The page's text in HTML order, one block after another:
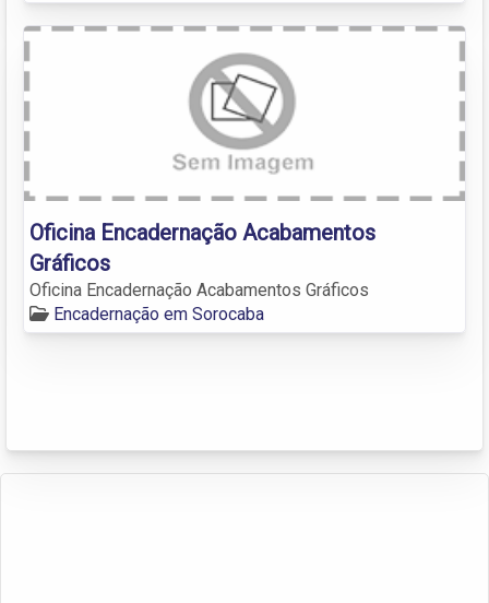
Oficina Encadernação Acabamentos
Gráficos
Oficina Encadernação Acabamentos Gráficos
Encadernação em Sorocaba